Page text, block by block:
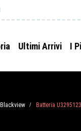
Ultimi Arrivi I
Blackview / Batteria